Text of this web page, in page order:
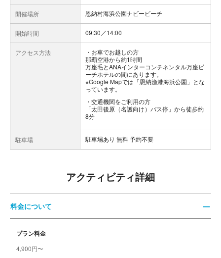
開催場所 恩納村海浜公園ナビービーチ
開始時間 09:30／14:00
アクセス方法
お車でお越しの方
那覇空港から約1時間
万座毛とANAインターコンチネンタル万座ビ
ーチホテルの間にあります。
※Google Mapでは「恩納漁港海浜公園」とな
っています。
交通機関をご利用の方
「太田後原（名護向け）バス停」から徒歩約
8分
駐車場 駐車場あり 無料 予約不要
アクティビティ詳細
料金について
プラン料金
4,900円〜